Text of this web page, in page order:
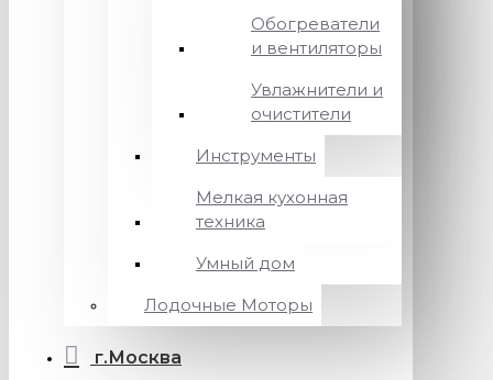
Обогреватели
и вентиляторы
Увлажнители и
очистители
Инструменты
Мелкая кухонная
техника
Умный дом
Лодочные Моторы
г.Москва